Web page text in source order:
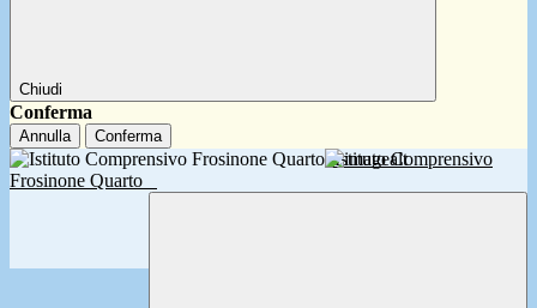
Chiudi
Conferma
Annulla Conferma
Istituto Comprensivo
Frosinone Quarto